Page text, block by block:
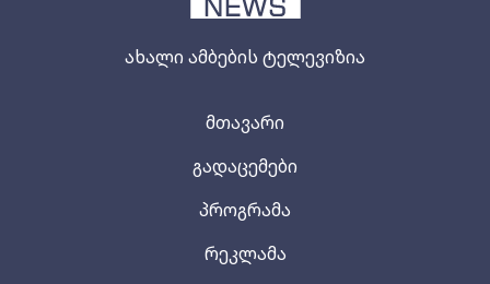
ახალი ამბების ტელევიზია
მთავარი
გადაცემები
პროგრამა
რეკლამა